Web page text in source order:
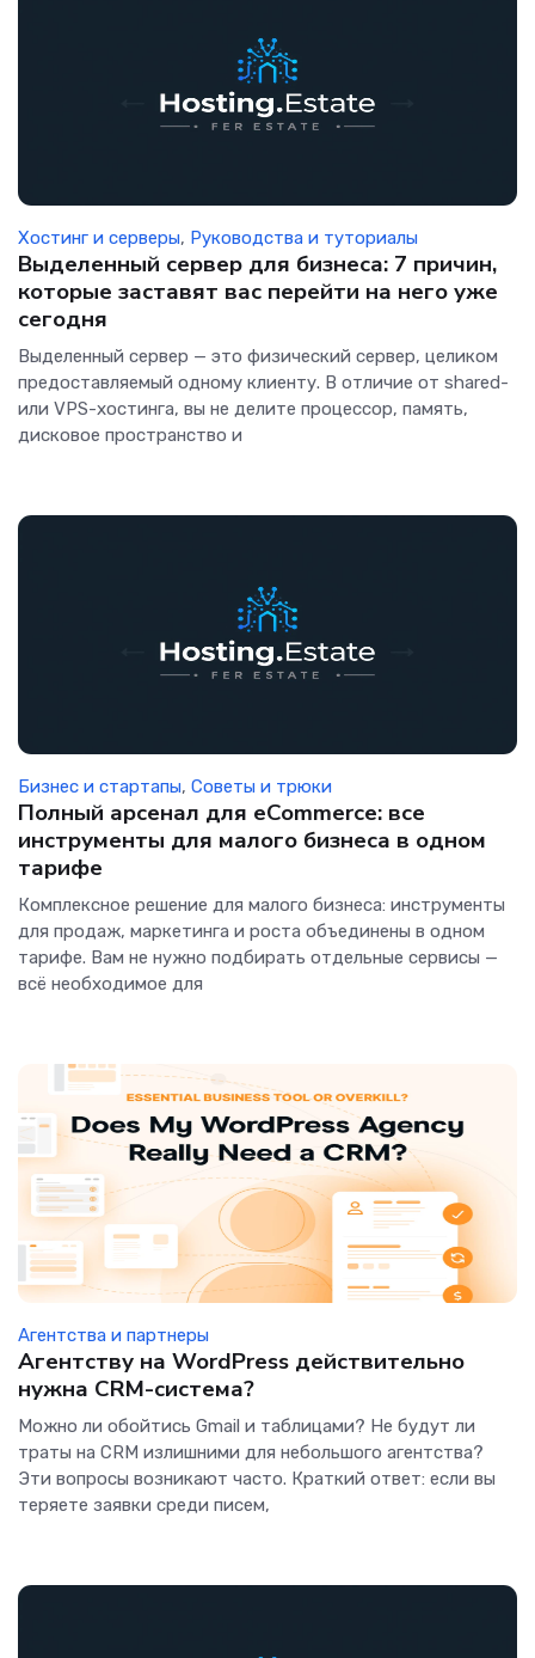
Хостинг и серверы, Руководства и туториалы
Выделенный сервер для бизнеса: 7 причин,
которые заставят вас перейти на него уже
сегодня
Выделенный сервер — это физический сервер, целиком
предоставляемый одному клиенту. В отличие от shared-
или VPS-хостинга, вы не делите процессор, память,
дисковое пространство и
Бизнес и стартапы, Советы и трюки
Полный арсенал для eCommerce: все
инструменты для малого бизнеса в одном
тарифе
Комплексное решение для малого бизнеса: инструменты
для продаж, маркетинга и роста объединены в одном
тарифе. Вам не нужно подбирать отдельные сервисы —
всё необходимое для
Агентства и партнеры
Агентству на WordPress действительно
нужна CRM-система?
Можно ли обойтись Gmail и таблицами? Не будут ли
траты на CRM излишними для небольшого агентства?
Эти вопросы возникают часто. Краткий ответ: если вы
теряете заявки среди писем,